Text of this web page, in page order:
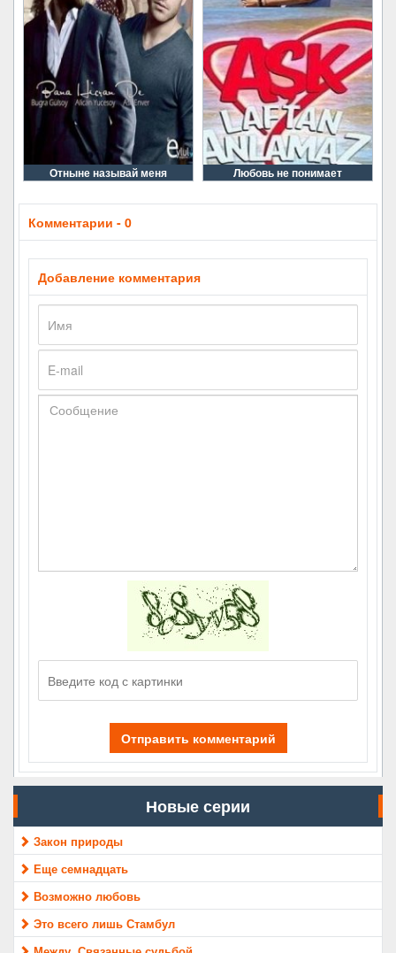
Отныне называй меня Любовь не понимает
Комментарии - 0
Добавление комментария
Отправить комментарий
Новые серии
Закон природы
Еще семнадцать
Возможно любовь
Это всего лишь Стамбул